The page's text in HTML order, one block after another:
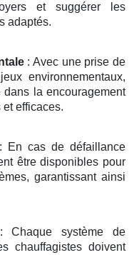
et suggérer les
adaptés.
: Avec une prise de
environnementaux,
dans la encouragement
efficaces.
: En cas de défaillance
être disponibles pour
garantissant ainsi
système de
chauffagistes doivent